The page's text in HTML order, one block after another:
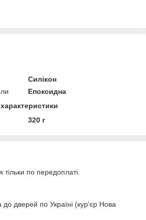
Силікон
Епоксидна
320 г
тільки по передоплаті.
до дверей по Україні (кур'єр Нова